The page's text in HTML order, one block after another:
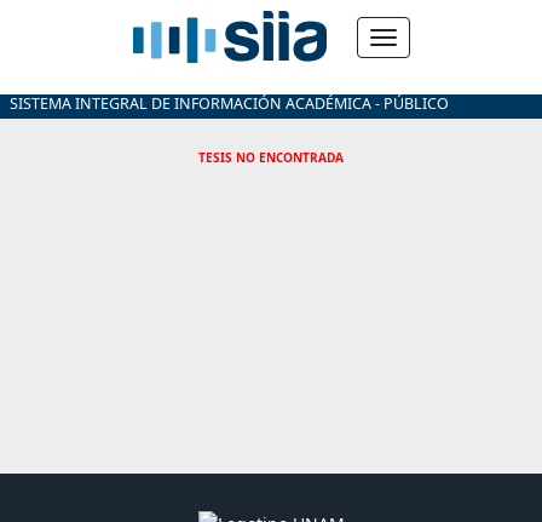
SISTEMA INTEGRAL DE INFORMACIÓN ACADÉMICA - PÚBLICO
TESIS NO ENCONTRADA